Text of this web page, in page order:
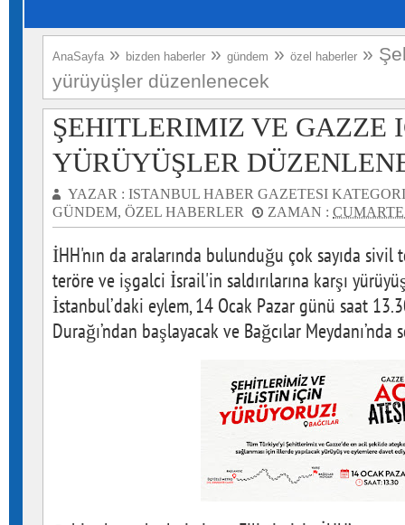
AnaSayfa » bizden haberler » gündem » özel haberler »
yürüyüşler düzenlenecek
ŞEHITLERIMIZ VE GAZZE
YÜRÜYÜŞLER
YAZAR : ISTANBUL HABER GAZETESI
GÜNDEM, ÖZEL HABERLER ZAMAN :
İHH'nın da aralarında bulunduğu çok sayıda
teröre ve işgalci İsrail'in saldırılarına karşı
İstanbul’daki eylem, 14 Ocak Pazar günü saat
Durağı’ndan başlayacak ve Bağcılar Meydanı’nda